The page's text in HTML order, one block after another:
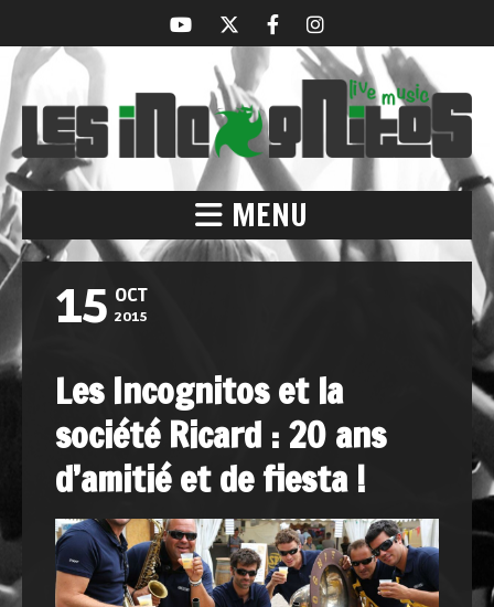
MENU
15 OCT
2015
Les Incognitos et la
société Ricard : 20 ans
d’amitié et de fiesta !